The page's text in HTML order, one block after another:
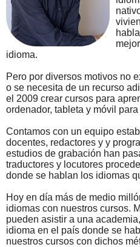
idioma.
Pero por diversos motivos no
o se necesita de un recurso
el 2009 crear cursos para
ordenador, tableta y móvil
Contamos con un equipo
docentes, redactores y y
estudios de grabación han
traductores y locutores
donde se hablan los idiomas
Hoy en día más de medio
idiomas con nuestros cursos.
pueden asistir a una
idioma en el país donde se
nuestros cursos con dichos